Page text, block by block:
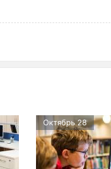
Октябрь 28